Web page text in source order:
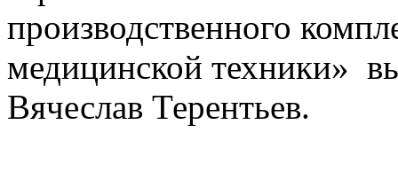
производственного
медицинской техники»
Вячеслав Терентьев.